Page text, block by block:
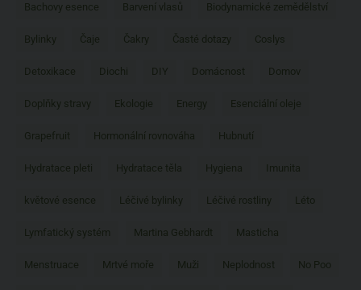
Bachovy esence Barvení vlasů Biodynamické zemědělství
Bylinky Čaje Čakry Časté dotazy Coslys
Detoxikace Diochi DIY Domácnost Domov
Doplňky stravy Ekologie Energy Esenciální oleje
Grapefruit Hormonální rovnováha Hubnutí
Hydratace pleti Hydratace těla Hygiena Imunita
květové esence Léčivé bylinky Léčivé rostliny Léto
Lymfatický systém Martina Gebhardt Masticha
Menstruace Mrtvé moře Muži Neplodnost No Poo